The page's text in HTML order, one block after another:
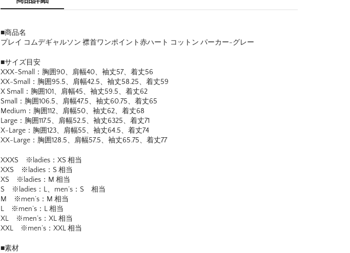
■商品名
プレイ コムデギャルソン 襟首ワンポイント赤ハート コットン パーカー-グレー
■サイズ目安
XXX-Small：胸囲90、肩幅40、袖丈57、着丈56
XX-Small：胸囲95.5、肩幅42.5、袖丈58.25、着丈59
X Small：胸囲101、肩幅45、袖丈59.5、着丈62
Small：胸囲106.5、肩幅47.5、袖丈60.75、着丈65
Medium：胸囲112、肩幅50、袖丈62、着丈68
Large：胸囲117.5、肩幅52.5、袖丈6325、着丈71
X-Large：胸囲123、肩幅55、袖丈64.5、着丈74
XX-Large：胸囲128.5、肩幅57.5、袖丈65.75、着丈77
XXXS ※ladies：XS 相当
XXS ※ladies：S 相当
XS ※ladies：M 相当
S ※ladies：L、men’s：S 相当
M ※men’s：M 相当
L ※men’s：L 相当
XL ※men’s：XL 相当
XXL ※men’s：XXL 相当
■素材